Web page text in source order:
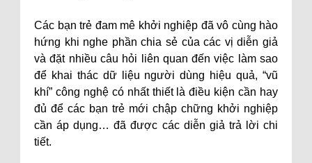
Các bạn trẻ đam mê khởi nghiệp đã vô cùng hào
hứng khi nghe phần chia sẻ của các vị diễn giả
và đặt nhiều câu hỏi liên quan đến việc làm sao
để khai thác dữ liệu người dùng hiệu quả, “vũ
khí” công nghệ có nhất thiết là điều kiện cần hay
đủ để các bạn trẻ mới chập chững khởi nghiệp
cần áp dụng… đã được các diễn giả trả lời chi
tiết.